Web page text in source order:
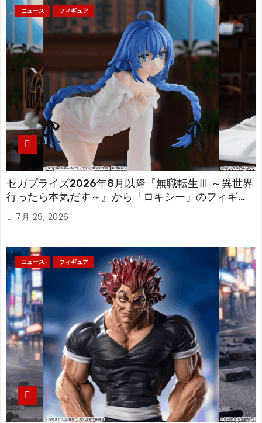
ニュース フィギュア
セガプライズ2026年8月以降『無職転生Ⅲ ～異世界
行ったら本気だす～』から「ロキシー」のフィギュ
アが登場！
7月 29, 2026
ニュース フィギュア